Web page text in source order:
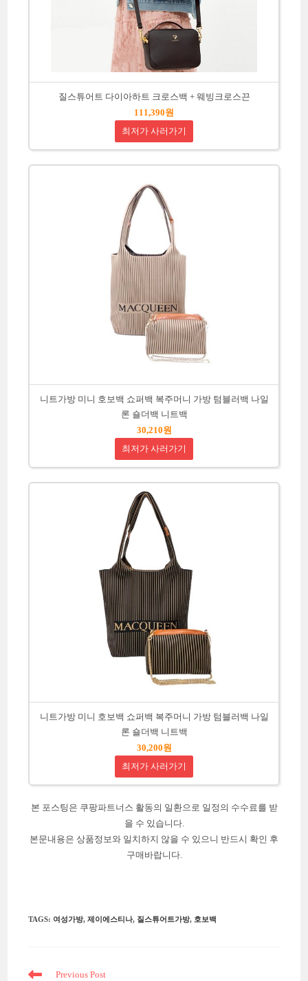
질스튜어트 다이아하트 크로스백 + 웨빙크로스끈
111,390원
최저가 사러가기
니트가방 미니 호보백 쇼퍼백 복주머니 가방 텀블러백 나일
론 숄더백 니트백
30,210원
최저가 사러가기
니트가방 미니 호보백 쇼퍼백 복주머니 가방 텀블러백 나일
론 숄더백 니트백
30,200원
최저가 사러가기
본 포스팅은 쿠팡파트너스 활동의 일환으로 일정의 수수료를 받
을 수 있습니다.
본문내용은 상품정보와 일치하지 않을 수 있으니 반드시 확인 후
구매바랍니다.
TAGS: 여성가방, 제이에스티나, 질스튜어트가방, 호보백
Read
Previous Post